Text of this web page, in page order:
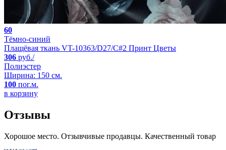
60
Тёмно-синий
Плащёвая ткань VT-10363/D27/C#2 Принт Цветы
306 руб./
Полиэстер
Ширина: 150 см.
100 пог.м.
в корзину
Отзывы
Хорошое место. Отзывчивые продавцы. Качественный товар